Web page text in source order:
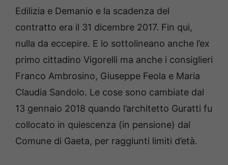
Edilizia e Demanio e la scadenza del
contratto era il 31 dicembre 2017. Fin qui,
nulla da eccepire. E lo sottolineano anche l’ex
primo cittadino Vigorelli ma anche i consiglieri
Franco Ambrosino, Giuseppe Feola e Maria
Claudia Sandolo. Le cose sono cambiate dal
13 gennaio 2018 quando l’architetto Guratti fu
collocato in quiescenza (in pensione) dal
Comune di Gaeta, per raggiunti limiti d’età.